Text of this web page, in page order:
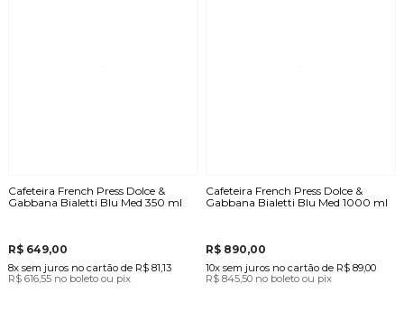
Cafeteira French Press Dolce &
Gabbana Bialetti Blu Med 350 ml
R$ 649,00
8x sem juros no cartãode R$ 81,13
R$ 616,55 no boleto ou pix
Cafeteira French Press Dolce &
Gabbana Bialetti Blu Med 1000 ml
R$ 890,00
10x sem juros no cartão de R$ 89,00
R$ 845,50 no boleto ou pix